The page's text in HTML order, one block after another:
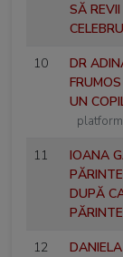
SĂ
10
DR
UN
11
IOANA
DUPĂ
12